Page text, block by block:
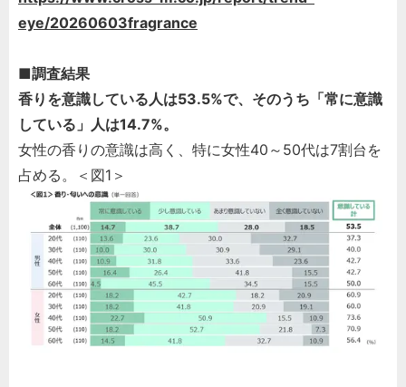
eye/20260603fragrance
■調査結果
香りを意識している人は53.5%で、そのうち「常に意識
している」人は14.7%。
女性の香りの意識は高く、特に女性40～50代は7割台を
占める。＜図1＞